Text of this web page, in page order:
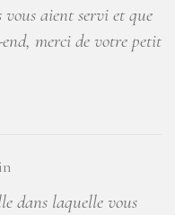
vous aient servi et que
merci de votre petit
dans laquelle vous